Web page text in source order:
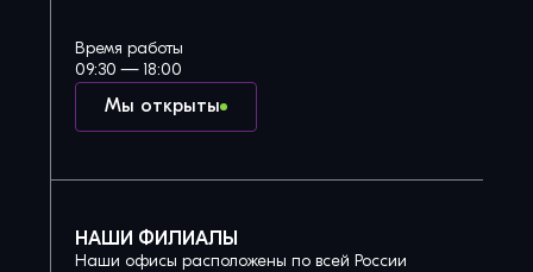
Мы открыты
Время работы
09:30 — 18:00
НАШИ ФИЛИАЛЫ
Наши офисы расположены по всей России